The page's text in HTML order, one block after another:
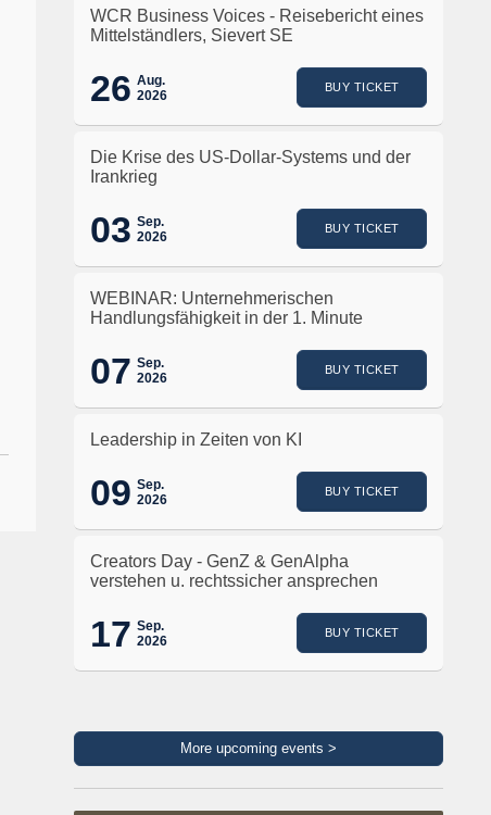
WCR Business Voices - Reisebericht eines
Mittelständlers, Sievert SE
26 Aug.
2026
BUY TICKET
Die Krise des US-Dollar-Systems und der
Irankrieg
03 Sep.
2026
BUY TICKET
WEBINAR: Unternehmerischen
Handlungsfähigkeit in der 1. Minute
07 Sep.
2026
BUY TICKET
Leadership in Zeiten von KI
09 Sep.
2026
BUY TICKET
Creators Day - GenZ & GenAlpha
verstehen u. rechtssicher ansprechen
17 Sep.
2026
BUY TICKET
More upcoming events >